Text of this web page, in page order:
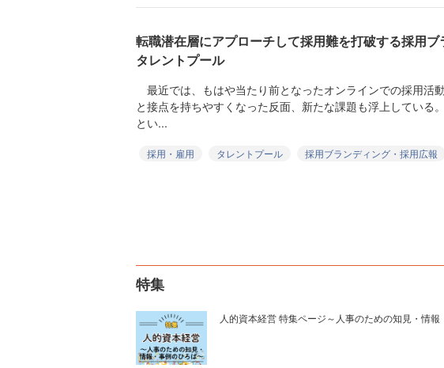
転職潜在層にアプローチして採用難を打破する採用ブ
タレントプール
最近では、もはや当たり前となったオンラインでの採用活
と接点を持ちやすくなった反面、新たな課題も浮上している
とい...
採用・雇用 タレントプール
採用ブランディング・採用広報
特集
人的資本経営 特集ページ～人事のための知見・情報